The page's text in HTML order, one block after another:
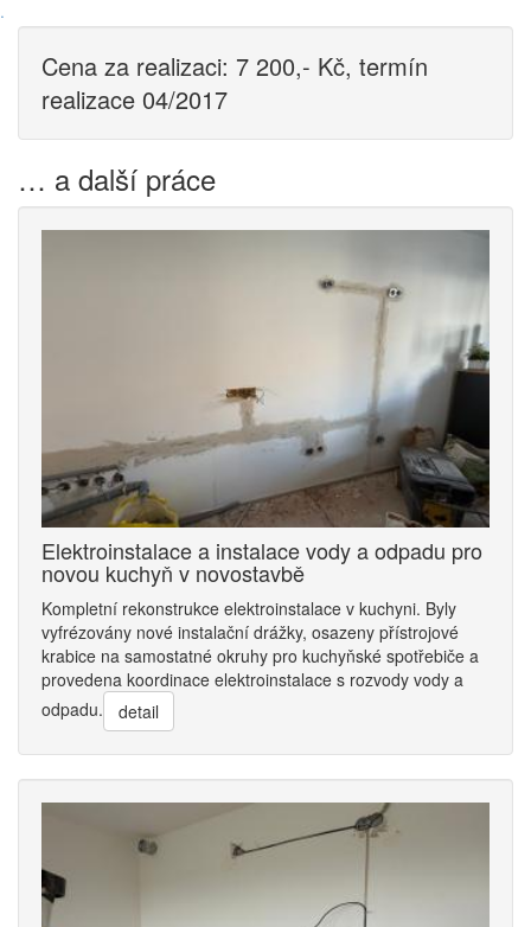
·
Cena za realizaci: 7 200,- Kč, termín
realizace 04/2017
… a další práce
Elektroinstalace a instalace vody a odpadu pro
novou kuchyň v novostavbě
Kompletní rekonstrukce elektroinstalace v kuchyni. Byly
vyfrézovány nové instalační drážky, osazeny přístrojové
krabice na samostatné okruhy pro kuchyňské spotřebiče a
provedena koordinace elektroinstalace s rozvody vody a
odpadu.
detail